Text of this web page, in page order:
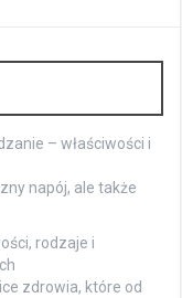
– właściwości i
napój, ale także
rodzaje i
zdrowia, które od